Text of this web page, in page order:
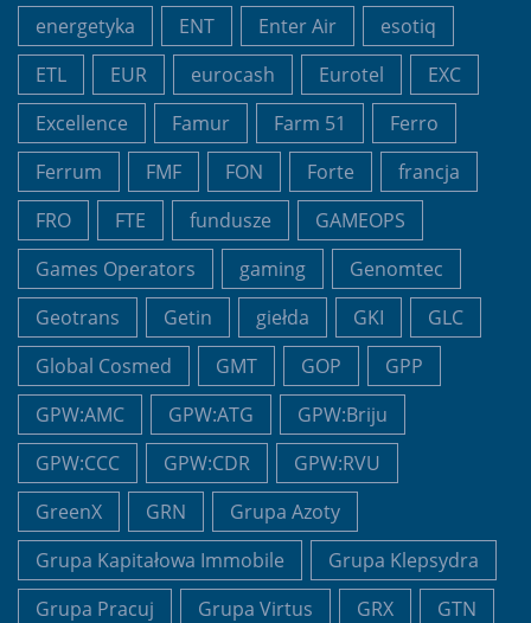
energetyka
ENT Enter Air
esotiq
ETL
EUR eurocash Eurotel
EXC
Excellence
Famur Farm 51
Ferro
Ferrum
FMF FON Forte
francja
FRO
FTE fundusze
GAMEOPS
Games Operators
gaming
Genomtec
Geotrans
Getin giełda GKI
GLC
Global Cosmed
GMT GOP
GPP
GPW:AMC
GPW:ATG
GPW:Briju
GPW:CCC
GPW:CDR
GPW:RVU
GreenX
GRN
Grupa Azoty
Grupa Kapitałowa Immobile
Grupa Klepsydra
Grupa Pracuj
Grupa Virtus GRX
GTN